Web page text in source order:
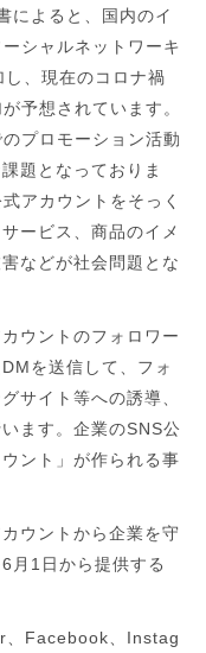
によると、国内のイ
ーシャルネットワーキ
し、現在のコロナ禍
予想されています。
プロモーション活動
題となっておりま
アカウントをそっく
ービス、商品のイメ
などが社会問題とな
ウントのフォロワー
DMを送信して、フォ
サイト等への誘導、
ます。企業のSNS公
ント」が作られる事
ウントから企業を守
6 月 1 日から提供する
Facebook
Instag